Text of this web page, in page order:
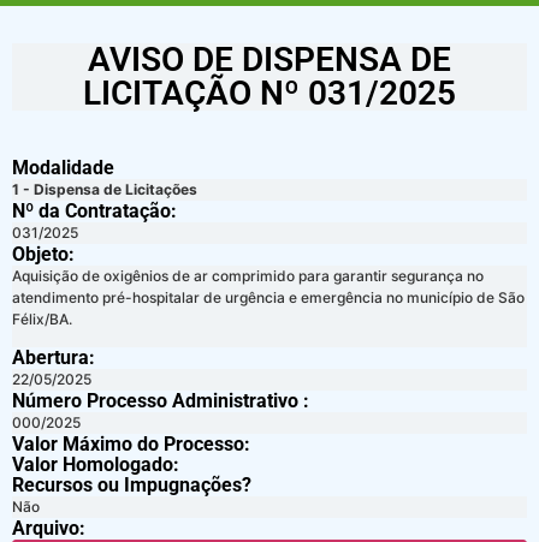
AVISO DE DISPENSA DE
LICITAÇÃO Nº 031/2025
Modalidade
1 - Dispensa de Licitações
Nº da Contratação:
031/2025
Objeto:
Aquisição de oxigênios de ar comprimido para garantir segurança no
atendimento pré-hospitalar de urgência e emergência no município de São
Félix/BA.
Abertura:
22/05/2025
Número Processo Administrativo :
000/2025
Valor Máximo do Processo: ​
Valor Homologado: ​
Recursos ou Impugnações? ​
Não
Arquivo: